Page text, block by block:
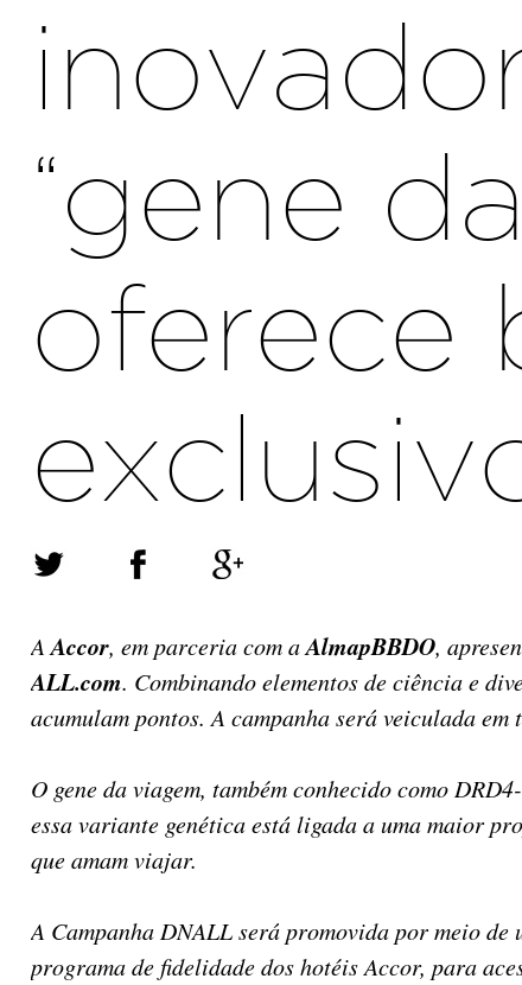
“gene
oferece
AAccor, em parceria com aAlmapBBDO,
ALL.com. Combinando elementos de ciência e
acumulam pontos. A campanha será veiculada
O gene da viagem, também conhecido como
essa variante genética está ligada a uma maior
que amam viajar.
A Campanha DNALL será promovida por meio
programa de fidelidade dos hotéis Accor, para